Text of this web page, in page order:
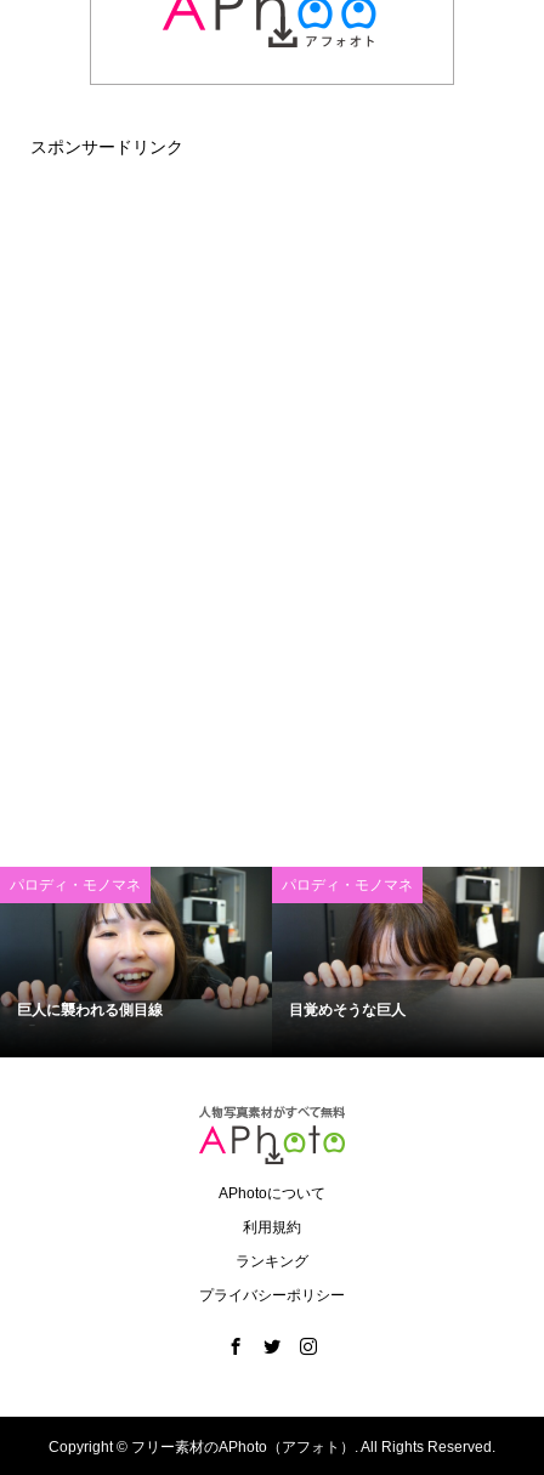
スポンサードリンク
パロディ・モノマネ
巨人に襲われる側目線
パロディ・モノマネ
目覚めそうな巨人
APhotoについて
利用規約
ランキング
プライバシーポリシー
Copyright © フリー素材のAPhoto（アフォト）. All Rights Reserved.